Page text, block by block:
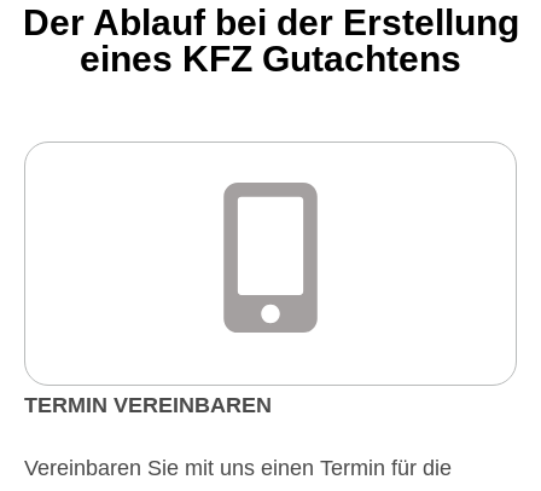
Der Ablauf bei der Erstellung
eines KFZ Gutachtens
TERMIN VEREINBAREN
Vereinbaren Sie mit uns einen Termin für die